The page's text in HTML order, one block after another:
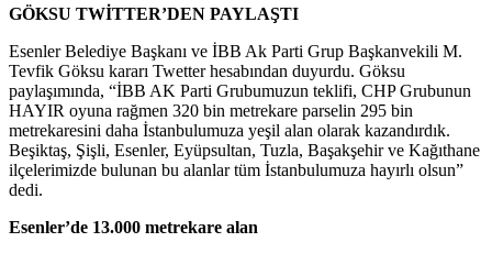
GÖKSU TWİTTER’DEN PAYLAŞTI
Esenler Belediye Başkanı ve İBB Ak Parti Grup Başkanvekili M.
Tevfik Göksu kararı Twetter hesabından duyurdu. Göksu
paylaşımında, “İBB AK Parti Grubumuzun teklifi, CHP Grubunun
HAYIR oyuna rağmen 320 bin metrekare parselin 295 bin
metrekaresini daha İstanbulumuza yeşil alan olarak kazandırdık.
Beşiktaş, Şişli, Esenler, Eyüpsultan, Tuzla, Başakşehir ve Kağıthane
ilçelerimizde bulunan bu alanlar tüm İstanbulumuza hayırlı olsun”
dedi.
Esenler’de 13.000 metrekare alan